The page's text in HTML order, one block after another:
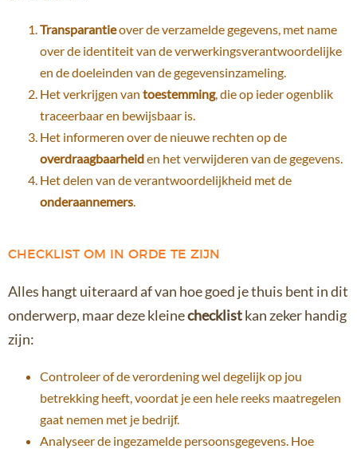
Transparantieover de verzamelde gegevens, met name
over de identiteit van de verwerkingsverantwoordelijke
en de doeleinden van de gegevensinzameling.
Het verkrijgen van toestemming, die op ieder ogenblik
traceerbaar en bewijsbaar is.
Het informeren over de nieuwe rechten op de
overdraagbaarheiden het verwijderen van de gegevens.
Het delen van de verantwoordelijkheid met de
onderaannemers.
CHECKLIST OM IN ORDE TE ZIJN
Alles hangt uiteraard af van hoe goed je thuis bent in dit
onderwerp, maar deze kleinechecklistkan zeker handig
zijn:
Controleer of de verordening wel degelijk op jou
betrekking heeft, voordat je een hele reeks maatregelen
gaat nemen met je bedrijf.
Analyseer de ingezamelde persoonsgegevens. Hoe